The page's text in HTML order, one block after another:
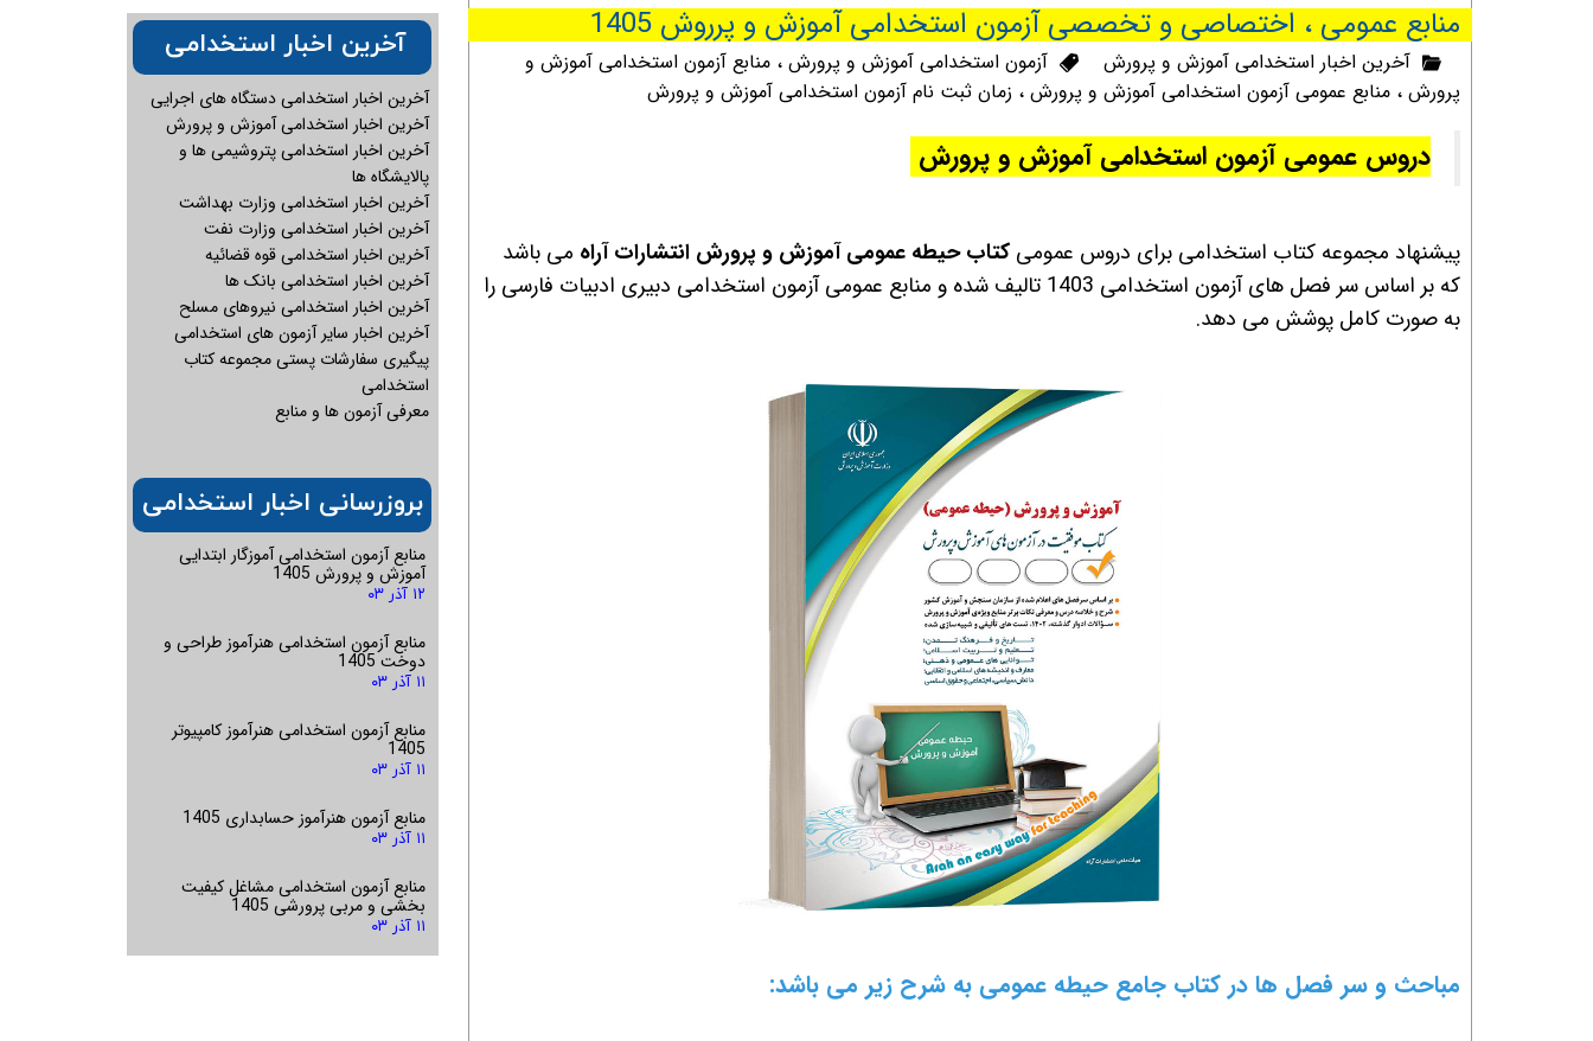
منابع عمومی ، اختصاصی و تخصصی آزمون استخدامی آموزش و پرروش 1405
آخرین اخبار استخدامی آموزش و پرورش آزمون استخدامی آموزش و پرورش ، منابع آزمون استخدامی آموزش و
پرورش ، منابع عمومی آزمون استخدامی آموزش و پرورش ، زمان ثبت نام آزمون استخدامی آموزش و پرورش
دروس عمومی آزمون استخدامی آموزش و پرورش
پیشنهاد مجموعه کتاب استخدامی برای دروس عمومی کتاب حیطه عمومی آموزش و پرورش انتشارات آراه می باشد
که بر اساس سر فصل های آزمون استخدامی 1403 تالیف شده و منابع عمومی آزمون استخدامی دبیری ادبیات فارسی را
به صورت کامل پوشش می دهد.
مباحث و سر فصل ها در کتاب جامع حیطه عمومی به شرح زیر می باشد:
آخرین اخبار استخدامی دستگاه های اجرایی
آخرین اخبار استخدامی آموزش و پرورش
آخرین اخبار استخدامی پتروشیمی ها و
پالایشگاه ها
آخرین اخبار استخدامی وزارت بهداشت
آخرین اخبار استخدامی وزارت نفت
آخرین اخبار استخدامی قوه قضائیه
آخرین اخبار استخدامی بانک ها
آخرین اخبار استخدامی نیروهای مسلح
آخرین اخبار سایر آزمون های استخدامی
پیگیری سفارشات پستی مجموعه کتاب
استخدامی
معرفی آزمون ها و منابع
منابع آزمون استخدامی آموزگار ابتدایی
آموزش و پرورش 1405
۱۲ آذر ۰۳
منابع آزمون استخدامی هنرآموز طراحی و
دوخت 1405
۱۱ آذر ۰۳
منابع آزمون استخدامی هنرآموز کامپیوتر
1405
۱۱ آذر ۰۳
منابع آزمون هنرآموز حسابداری 1405
۱۱ آذر ۰۳
منابع آزمون استخدامی مشاغل کیفیت
بخشی و مربی پرورشی 1405
۱۱ آذر ۰۳
بروزرسانی اخبار استخدامی
آخرین اخبار استخدامی